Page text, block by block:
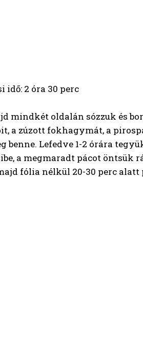
idő: 2 óra 30 perc
oldalán sózzuk és
a zúzott fokhagymát, a
benne. Lefedve 1-2 órára
a megmaradt pácot öntsük
fólia nélkül 20-30 perc